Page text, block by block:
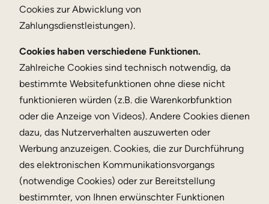
Cookies zur Abwicklung von
Zahlungsdienstleistungen).
Cookies haben verschiedene Funktionen.
Zahlreiche Cookies sind technisch notwendig, da
bestimmte Websitefunktionen ohne diese nicht
funktionieren würden (z.B. die Warenkorbfunktion
oder die Anzeige von Videos). Andere Cookies dienen
dazu, das Nutzerverhalten auszuwerten oder
Werbung anzuzeigen. Cookies, die zur Durchführung
des elektronischen Kommunikationsvorgangs
(notwendige Cookies) oder zur Bereitstellung
bestimmter, von Ihnen erwünschter Funktionen